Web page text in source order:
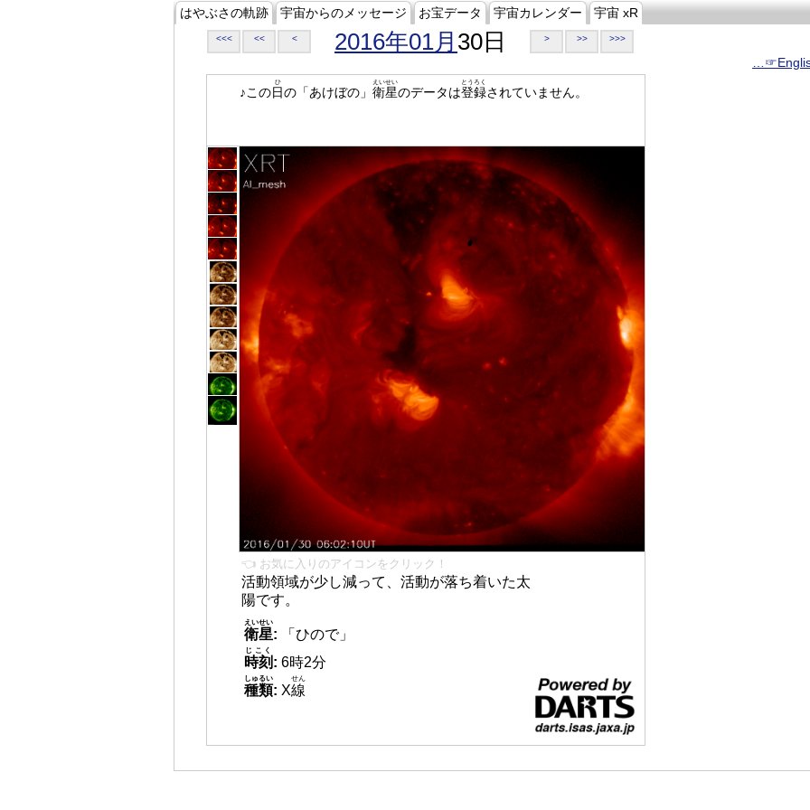
はやぶさの軌跡 宇宙からのメッセージ お宝データ 宇宙カレンダー 宇宙 xR
<<< << < 2016年01月 30日 > >> >>>
♪この日
ひ
の「あけぼの」 衛星
えいせい
のデータは登録
とうろく
されていません。
👈 お気に入りのアイコンをクリック！
活動領域が少し減って、活動が落ち着いた太
陽です。
衛星
えいせい
:
「ひので」
時刻
じこく
: 6時2分
種類
しゅるい
: X線
せん